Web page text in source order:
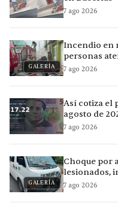
7 ago 2026
GALERÍA
Incendio en
personas
7 ago 2026
Así cotiza el
agosto de
7 ago 2026
GALERÍA
Choque por
lesionados,
7 ago 2026